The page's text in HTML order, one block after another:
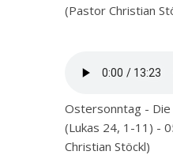
(Pastor Christian
Ostersonntag - Die
(Lukas 24, 1-11) -
Christian Stöckl)